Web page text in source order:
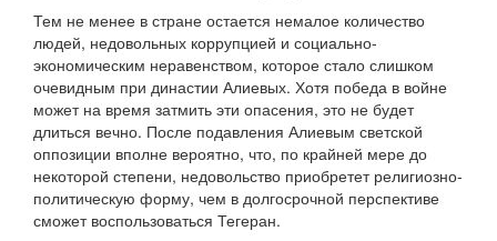
Тем не менее в стране остается немалое количество
людей, недовольных коррупцией и социально-
экономическим неравенством, которое стало слишком
очевидным при династии Алиевых. Хотя победа в войне
может на время затмить эти опасения, это не будет
длиться вечно. После подавления Алиевым светской
оппозиции вполне вероятно, что, по крайней мере до
некоторой степени, недовольство приобретет религиозно-
политическую форму, чем в долгосрочной перспективе
сможет воспользоваться Тегеран.